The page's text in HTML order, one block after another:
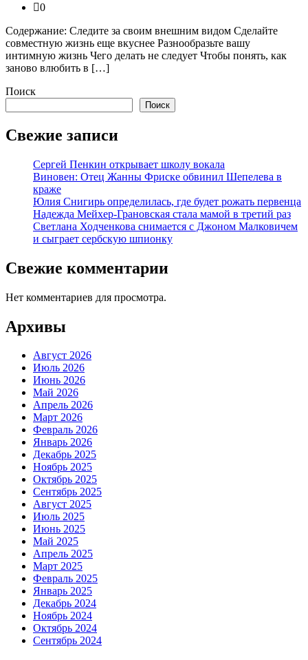
0
Содержание: Следите за своим внешним видом Сделайте
совместную жизнь еще вкуснее Разнообразьте вашу
интимную жизнь Чего делать не следует Чтобы понять, как
заново влюбить в […]
Поиск
Поиск
Свежие записи
Сергей Пенкин открывает школу вокала
Виновен: Отец Жанны Фриске обвинил Шепелева в
краже
Юлия Снигирь определилась, где будет рожать первенца
Надежда Мейхер-Грановская стала мамой в третий раз
Светлана Ходченкова снимается с Джоном Малковичем
и сыграет сербскую шпионку
Свежие комментарии
Нет комментариев для просмотра.
Архивы
Август 2026
Июль 2026
Июнь 2026
Май 2026
Апрель 2026
Март 2026
Февраль 2026
Январь 2026
Декабрь 2025
Ноябрь 2025
Октябрь 2025
Сентябрь 2025
Август 2025
Июль 2025
Июнь 2025
Май 2025
Апрель 2025
Март 2025
Февраль 2025
Январь 2025
Декабрь 2024
Ноябрь 2024
Октябрь 2024
Сентябрь 2024